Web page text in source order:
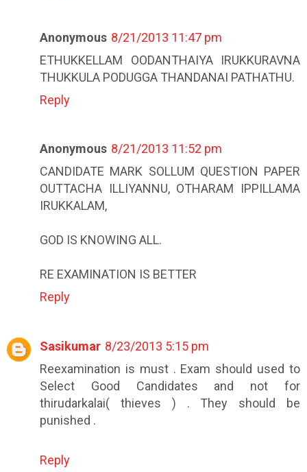
Anonymous 8/21/2013 11:47 pm
ETHUKKELLAM OODANTHAIYA IRUKKURAVNA
THUKKULA PODUGGA THANDANAI PATHATHU.
Reply
Anonymous 8/21/2013 11:52 pm
CANDIDATE MARK SOLLUM QUESTION PAPER
OUTTACHA ILLIYANNU, OTHARAM IPPILLAMA
IRUKKALAM,
GOD IS KNOWING ALL.
RE EXAMINATION IS BETTER
Reply
Sasikumar 8/23/2013 5:15 pm
Reexamination is must . Exam should used to
Select Good Candidates and not for
thirudarkalai( thieves ) . They should be
punished .
Reply